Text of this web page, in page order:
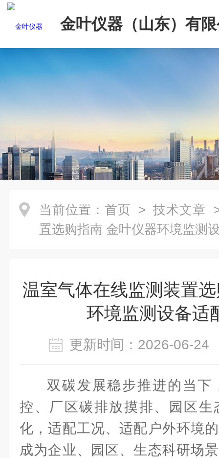
金叶仪器（山东）有
当前位置： 首页 > 技术文章
置选购指南 金叶仪器环境监测
温室气体在线监测装置
环境监测设备适
更新时间：2026-06-
双碳发展稳步推进的当下
控、厂区碳排放摸排、园区生
化，适配工况、适配户外环境
成为企业、园区、生态科研场